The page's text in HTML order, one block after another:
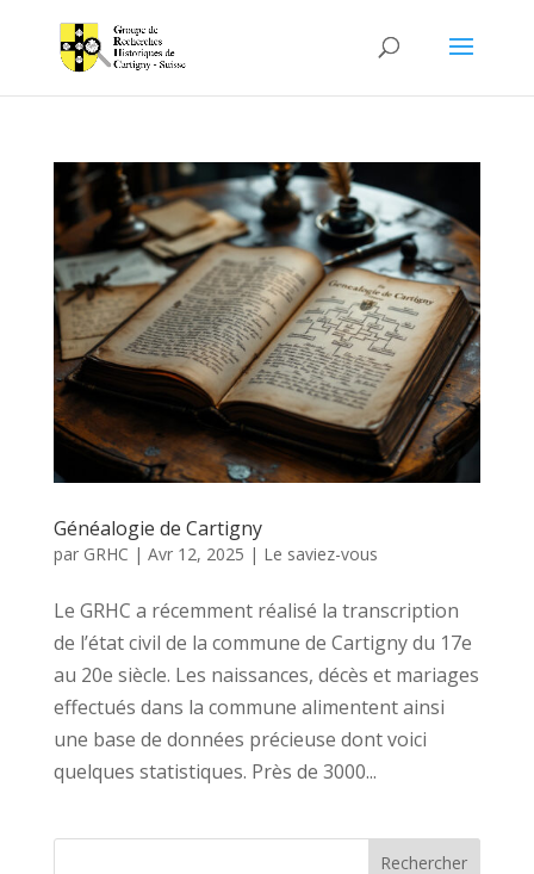
Généalogie de Cartigny
par GRHC | Avr 12, 2025 | Le saviez-vous
Le GRHC a récemment réalisé la transcription
de l’état civil de la commune de Cartigny du 17e
au 20e siècle. Les naissances, décès et mariages
effectués dans la commune alimentent ainsi
une base de données précieuse dont voici
quelques statistiques. Près de 3000...
Rechercher